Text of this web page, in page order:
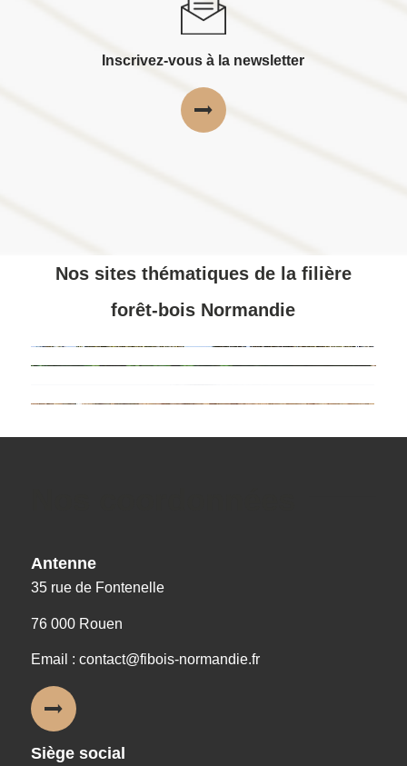
Inscrivez-vous à la newsletter
Nos sites thématiques de la filière
forêt-bois Normandie
Antenne
35 rue de Fontenelle
76 000 Rouen
Email : contact@fibois-normandie.fr
Siège social